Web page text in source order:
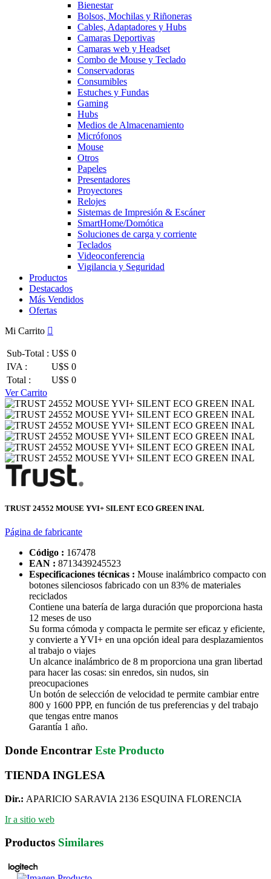
Bienestar
Bolsos, Mochilas y Riñoneras
Cables, Adaptadores y Hubs
Camaras Deportivas
Camaras web y Headset
Combo de Mouse y Teclado
Conservadoras
Consumibles
Estuches y Fundas
Gaming
Hubs
Medios de Almacenamiento
Micrófonos
Mouse
Otros
Papeles
Presentadores
Proyectores
Relojes
Sistemas de Impresión & Escáner
SmartHome/Domótica
Soluciones de carga y corriente
Teclados
Videoconferencia
Vigilancia y Seguridad
Productos
Destacados
Más Vendidos
Ofertas
Mi Carrito
Sub-Total : U$S 0
IVA :
U$S 0
Total :
U$S 0
Ver Carrito
TRUST 24552 MOUSE YVI+ SILENT ECO GREEN INAL
Página de fabricante
Código : 167478
EAN : 8713439245523
Especificaciones técnicas : Mouse inalámbrico compacto con
botones silenciosos fabricado con un 83% de materiales
reciclados
Contiene una batería de larga duración que proporciona hasta
12 meses de uso
Su forma cómoda y compacta le permite ser eficaz y eficiente,
y convierte a YVI+ en una opción ideal para desplazamientos
al trabajo o viajes
Un alcance inalámbrico de 8 m proporciona una gran libertad
para hacer las cosas: sin enredos, sin nudos, sin
preocupaciones
Un botón de selección de velocidad te permite cambiar entre
800 y 1600 PPP, en función de tus preferencias y del trabajo
que tengas entre manos
Garantía 1 año.
Donde Encontrar Este Producto
TIENDA INGLESA
Dir.: APARICIO SARAVIA 2136 ESQUINA FLORENCIA
Ir a sitio web
Productos Similares